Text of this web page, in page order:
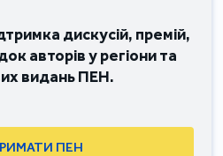
дискусій, премій,
авторів у регіони та
видань ПЕН.
ПЕН